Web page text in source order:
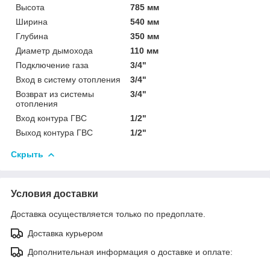
Высота
785 мм
Ширина
540 мм
Глубина
350 мм
Диаметр дымохода
110 мм
Подключение газа
3/4"
Вход в систему отопления
3/4"
Возврат из системы
отопления
3/4"
Вход контура ГВС
1/2"
Выход контура ГВС
1/2"
Скрыть
Условия доставки
Доставка осуществляется только по предоплате.
Доставка курьером
Дополнительная информация о доставке и оплате: